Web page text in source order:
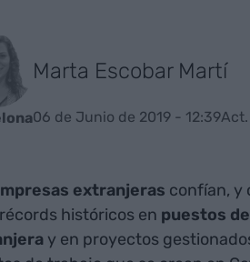
Marta Escobar Martí
06 de Junio de 2019 - 12:39
extranjeras confían, y
históricos en puestos
y en proyectos